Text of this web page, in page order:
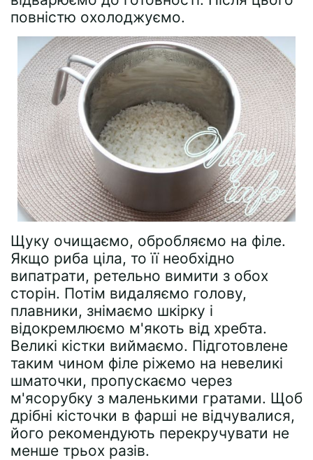
повністю охолоджуємо.
Щуку очищаємо, обробляємо на філе.
Якщо риба ціла, то її необхідно
випатрати, ретельно вимити з обох
сторін. Потім видаляємо голову,
плавники, знімаємо шкірку і
відокремлюємо м'якоть від хребта.
Великі кістки виймаємо. Підготовлене
таким чином філе ріжемо на невеликі
шматочки, пропускаємо через
м'ясорубку з маленькими гратами. Щоб
дрібні кісточки в фарші не відчувалися,
його рекомендують перекручувати не
менше трьох разів.